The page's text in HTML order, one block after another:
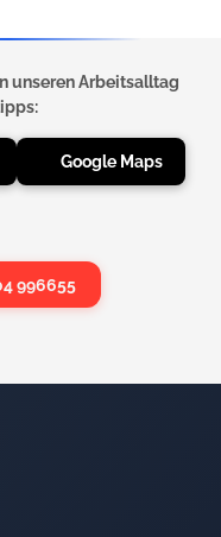
unseren Arbeitsalltag
Google Maps
996655